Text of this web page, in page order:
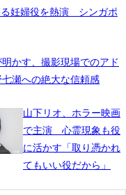
妊婦役を熱演 シンガポ
かす、撮影現場でのアド
七瀬への絶大な信頼感
山下リオ、ホラー映画
で主演 心霊現象も役
に活かす「取り憑かれ
てもいい役だから」